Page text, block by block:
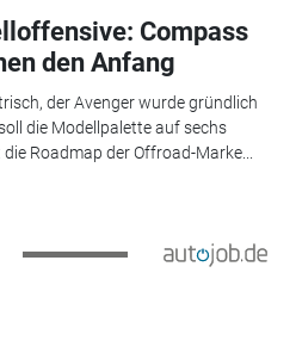
Compass
den Anfang
der Avenger wurde gründlich
die Modellpalette auf sechs
Roadmap der Offroad-Marke...